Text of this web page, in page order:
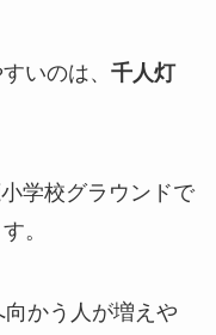
いのは、 千人灯
学校グラウンドで
。
かう人が増えや